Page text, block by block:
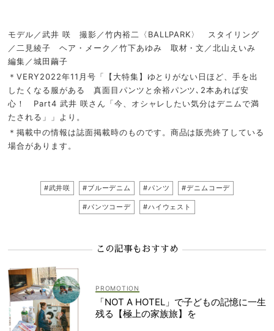
モデル／武井 咲 撮影／竹内裕二〈BALLPARK〉 スタイリング
／二見綾子 ヘア・メーク／竹下あゆみ 取材・文／北山えいみ
編集／城田繭子
＊VERY2022年11月号「【大特集】ゆとりがない日ほど、手を出
したくなる服がある 真面目パンツと余裕パンツ､2本あれば安
心！ Part4 武井 咲さん「今、オシャレしたい気分はデニムで満
たされる」」より。
＊掲載中の情報は誌面掲載時のものです。商品は販売終了している
場合があります。
#武井咲 #ブルーデニム #パンツ #デニムコーデ
#パンツコーデ #ハイウェスト
この記事もおすすめ
「NOT A HOTEL」で子どもの記憶に一生
残る【極上の家族旅】を